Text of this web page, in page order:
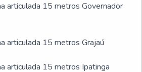
articulada 15 metros Governador
articulada 15 metros Grajaú
articulada 15 metros Ipatinga